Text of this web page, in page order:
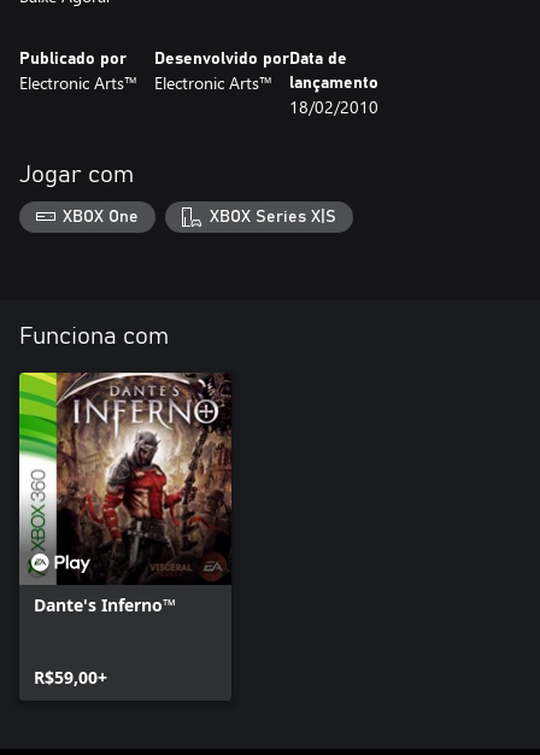
Publicado por
Electronic Arts™
Desenvolvido por
Electronic Arts™
Data de
lançamento
18/02/2010
Jogar com
XBOX One XBOX Series X|S
Funciona com
Dante's Inferno™
R$59,00+